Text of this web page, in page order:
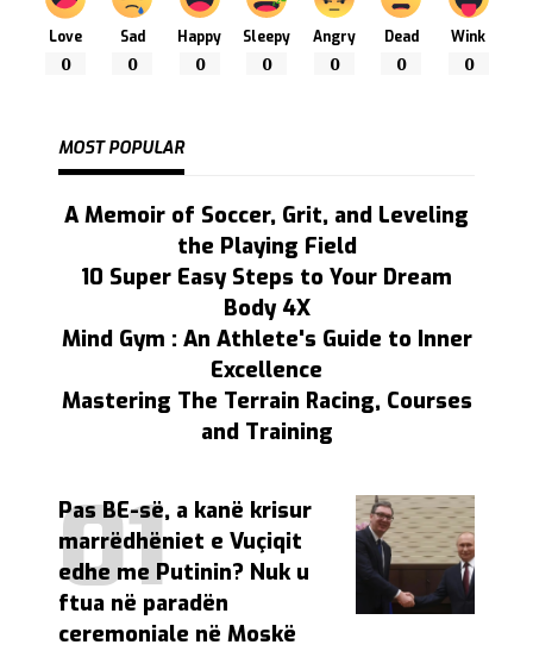
Love
0
Sad
0
Happy
0
Sleepy
0
Angry
0
Dead
0
Wink
0
MOST POPULAR
A Memoir of Soccer, Grit, and Leveling
the Playing Field
10 Super Easy Steps to Your Dream
Body 4X
Mind Gym : An Athlete's Guide to Inner
Excellence
Mastering The Terrain Racing, Courses
and Training
Pas BE-së, a kanë krisur
marrëdhëniet e Vuçiqit
edhe me Putinin? Nuk u
ftua në paradën
ceremoniale në Moskë